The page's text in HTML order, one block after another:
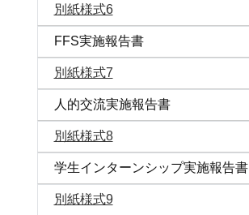
別紙様式6
FFS実施報告書
別紙様式7
人的交流実施報告書
別紙様式8
学生インターンシップ実施報告書
別紙様式9